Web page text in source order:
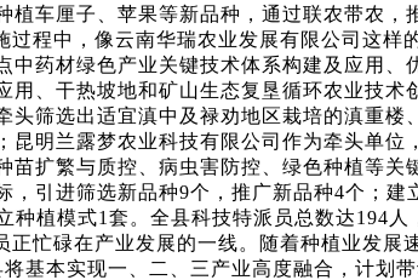
车厘子、苹果等新品种，通过联农带农，
程中，像云南华瑞农业发展有限公司这样
中药材绿色产业关键技术体系构建及应用
用、干热坡地和矿山生态复垦循环农业技
头筛选出适宜滇中及禄劝地区栽培的滇重
昆明兰露梦农业科技有限公司作为牵头单位
苗扩繁与质控、病虫害防控、绿色种植等
，引进筛选新品种9个，推广新品种4个；
种植模式1套。全县科技特派员总数达194人
正忙碌在产业发展的一线。随着种植业发展
基本实现一、二、三产业高度融合，计划